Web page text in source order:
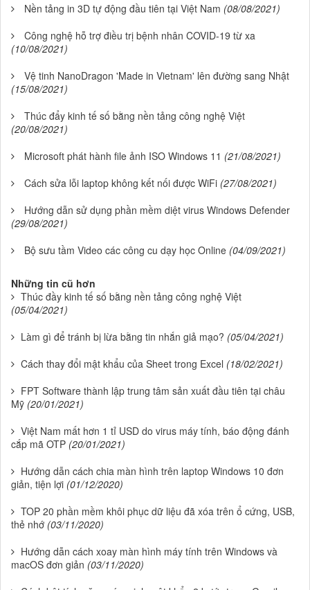
Nền tảng in 3D tự động đầu tiên tại Việt Nam (08/08/2021)
Công nghệ hỗ trợ điều trị bệnh nhân COVID-19 từ xa
(10/08/2021)
Vệ tinh NanoDragon 'Made in Vietnam' lên đường sang Nhật
(15/08/2021)
Thúc đẩy kinh tế số bằng nền tảng công nghệ Việt
(20/08/2021)
Microsoft phát hành file ảnh ISO Windows 11 (21/08/2021)
Cách sửa lỗi laptop không kết nối được WiFi (27/08/2021)
Hướng dẫn sử dụng phần mềm diệt virus Windows Defender
(29/08/2021)
Bộ sưu tầm Video các công cu dạy học Online (04/09/2021)
Những tin cũ hơn
Thúc đầy kinh tế số bằng nền tảng công nghệ Việt
(05/04/2021)
Làm gì để tránh bị lừa bằng tin nhắn giả mạo? (05/04/2021)
Cách thay đổi mật khẩu của Sheet trong Excel (18/02/2021)
FPT Software thành lập trung tâm sản xuất đầu tiên tại châu
Mỹ (20/01/2021)
Việt Nam mất hơn 1 tỉ USD do virus máy tính, báo động đánh
cắp mã OTP (20/01/2021)
Hướng dẫn cách chia màn hình trên laptop Windows 10 đơn
giản, tiện lợi (01/12/2020)
TOP 20 phần mềm khôi phục dữ liệu đã xóa trên ổ cứng, USB,
thẻ nhớ (03/11/2020)
Hướng dẫn cách xoay màn hình máy tính trên Windows và
macOS đơn giản (03/11/2020)